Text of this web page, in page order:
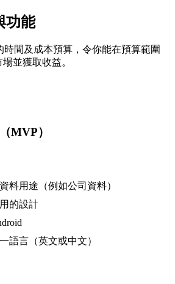
功能
間及成本預算，令你能在預算範圍
並獲取收益。
MVP）
料用途（例如公司資料）
的設計
語言（英文或中文）